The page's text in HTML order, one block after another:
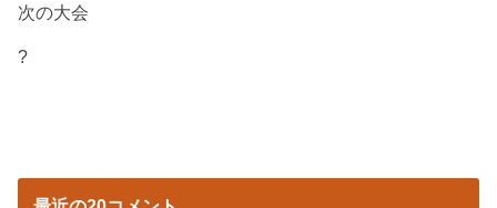
次の大会
?